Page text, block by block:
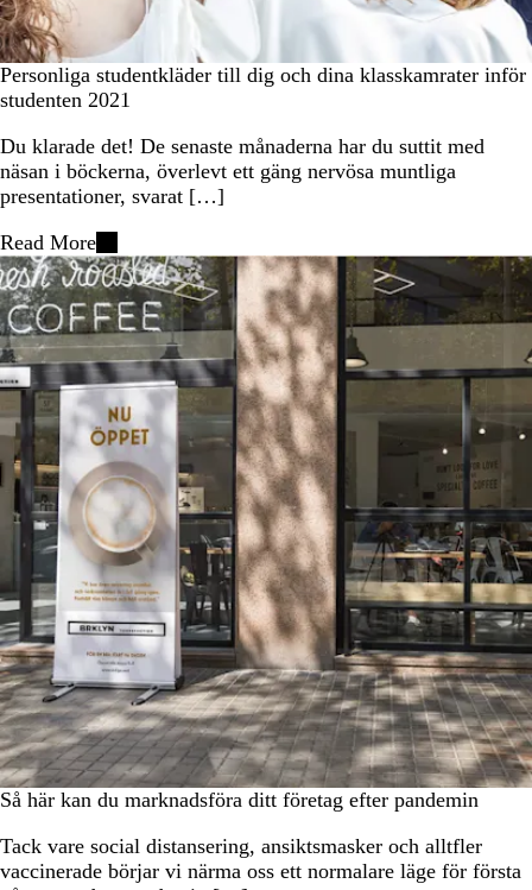
Personliga studentkläder till dig och dina klasskamrater inför
studenten 2021
Du klarade det! De senaste månaderna har du suttit med
näsan i böckerna, överlevt ett gäng nervösa muntliga
presentationer, svarat […]
Read More
Så här kan du marknadsföra ditt företag efter pandemin
Tack vare social distansering, ansiktsmasker och alltfler
vaccinerade börjar vi närma oss ett normalare läge för första